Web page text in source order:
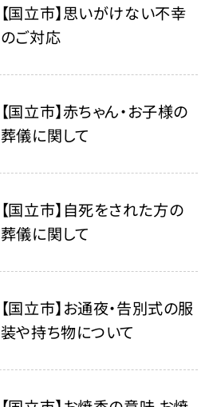
【国立市】思いがけない不幸
のご対応
【国立市】赤ちゃん・お子様の
葬儀に関して
【国立市】自死をされた方の
葬儀に関して
【国立市】お通夜・告別式の服
装や持ち物について